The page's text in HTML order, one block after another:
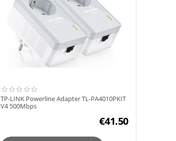
TP-LINK Powerline Adapter TL-PA4010PKIT
V4 500Mbps
€41.50